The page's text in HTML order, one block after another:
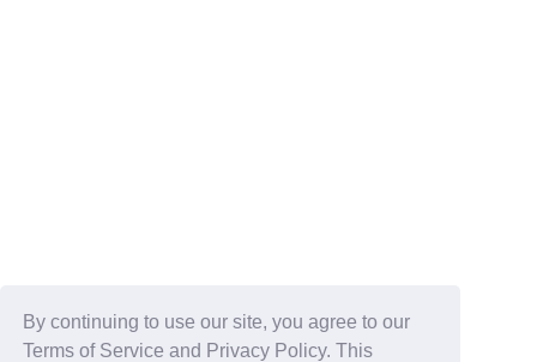
By continuing to use our site, you agree to our
Terms of Service and Privacy Policy. This